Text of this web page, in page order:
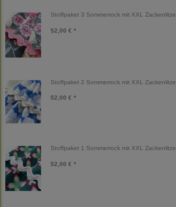
Stoffpaket 3 Sommerrock mit XXL Zackenlitze
52,00 € *
Stoffpaket 2 Sommerrock mit XXL Zackenlitze
52,00 € *
Stoffpaket 1 Sommerrock mit XXL Zackenlitze
52,00 € *